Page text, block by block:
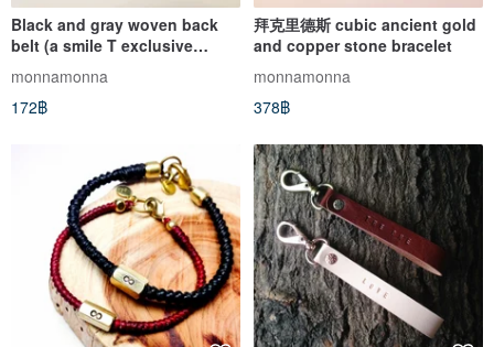
Black and gray woven back
belt (a smile T exclusive
monnamonna
172฿
拜克里德斯 cubic ancient gold
and copper stone bracelet
monnamonna
378฿